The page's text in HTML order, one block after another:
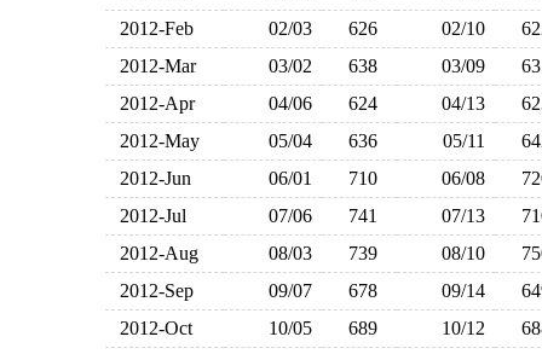
2012-Feb
02/03 626 02/10
2012-Mar
03/02 638 03/09
2012-Apr
04/06 624 04/13
2012-May
05/04 636 05/11
2012-Jun
06/01 710 06/08
2012-Jul
07/06 741 07/13
2012-Aug
08/03 739 08/10
2012-Sep
09/07 678 09/14
2012-Oct
10/05 689 10/12